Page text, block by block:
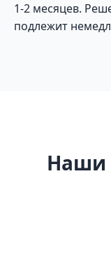
1-2 месяцев.
подлежит
Наши